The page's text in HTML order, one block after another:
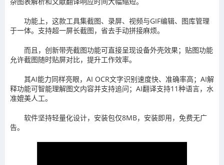
功能上，这款工具集截图、录屏、视频与GIF编辑、图库管理
于一体。支持超一屏长截图，省去手动拼接麻烦。
而且，创新带壳截图功能可直接呈现设备外壳效果；贴图功能
允许截图随时贴屏对比，提升工作效率。
其AI能力同样亮眼，AI OCR文字识别速度快、准确率高；AI解
释功能可智能理解图文内容并支持追问；AI翻译支持11种语言，水
准媲美人工。
软件坚持轻量化设计，安装包仅8MB，安装即用，免费无广
告。